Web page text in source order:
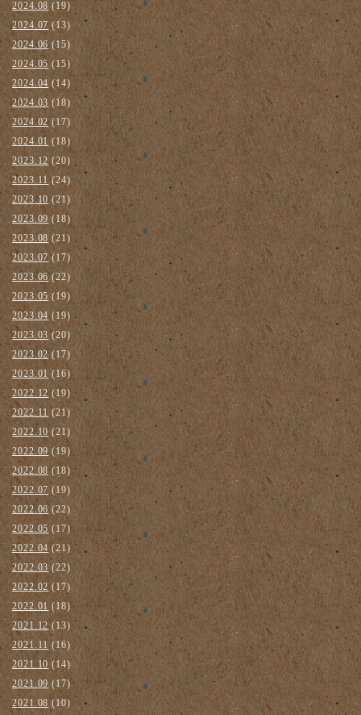
2024.08(19)
2024.07 (13)
2024.06(15)
2024.05(15)
2024.04(14)
2024.03 (18)
2024.02(17)
2024.01 (18)
2023.12 (20)
2023.11(24)
2023.10(21)
2023.09 (18)
2023.08(21)
2023.07(17)
2023.06(22)
2023.05 (19)
2023.04(19)
2023.03(20)
2023.02(17)
2023.01 (16)
2022.12(19)
2022.11(21)
2022.10(21)
2022.09 (19)
2022.08(18)
2022.07(19)
2022.06(22)
2022.05 (17)
2022.04(21)
2022.03 (22)
2022.02(17)
2022.01 (18)
2021.12(13)
2021.11(16)
2021.10(14)
2021.09 (17)
2021.08(10)